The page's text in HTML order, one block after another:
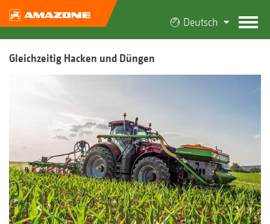
Deutsch
Gleichzeitig Hacken und Düngen